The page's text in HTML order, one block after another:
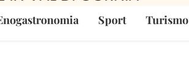
Sport Turismo